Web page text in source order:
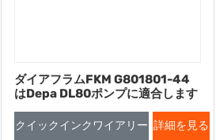
ダイアフラムFKM G801801-44
はDepa DL80ポンプに適合します
クイックインクワイアリー 詳細を見る